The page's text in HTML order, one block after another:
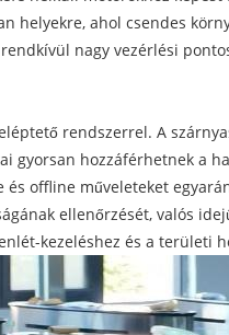
helyekre, ahol csendes
nagy vezérlési
rendszerrel. A
hozzáférhetnek a
offline műveleteket
ellenőrzését, valós
kezeléshez és a területi